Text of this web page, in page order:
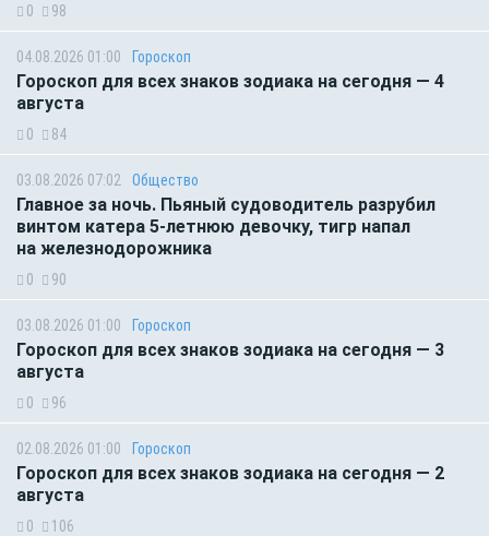
0 98
04.08.2026 01:00 Гороскоп
Гороскоп для всех знаков зодиака на сегодня — 4
августа
0 84
03.08.2026 07:02 Общество
Главное за ночь. Пьяный судоводитель разрубил
винтом катера 5-летнюю девочку, тигр напал
на железнодорожника
0 90
03.08.2026 01:00 Гороскоп
Гороскоп для всех знаков зодиака на сегодня — 3
августа
0 96
02.08.2026 01:00 Гороскоп
Гороскоп для всех знаков зодиака на сегодня — 2
августа
0 106